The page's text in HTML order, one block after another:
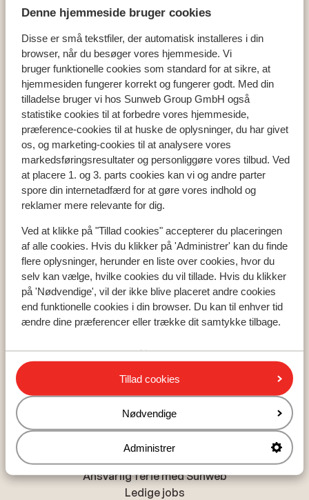
Denne hjemmeside bruger cookies
Disse er små tekstfiler, der automatisk installeres i din
browser, når du besøger vores hjemmeside. Vi
bruger funktionelle cookies som standard for at sikre, at
hjemmesiden fungerer korrekt og fungerer godt. Med din
tilladelse bruger vi hos Sunweb Group GmbH også
statistike cookies til at forbedre vores hjemmeside,
præference-cookies til at huske de oplysninger, du har givet
os, og marketing-cookies til at analysere vores
markedsføringsresultater og personliggøre vores tilbud. Ved
at placere 1. og 3. parts cookies kan vi og andre parter
spore din internetadfærd for at gøre vores indhold og
reklamer mere relevante for dig.
Ved at klikke på "Tillad cookies" accepterer du placeringen
af alle cookies. Hvis du klikker på 'Administrer' kan du finde
flere oplysninger, herunder en liste over cookies, hvor du
selv kan vælge, hvilke cookies du vil tillade. Hvis du klikker
på 'Nødvendige', vil der ikke blive placeret andre cookies
end funktionelle cookies i din browser. Du kan til enhver tid
ændre dine præferencer eller trække dit samtykke tilbage.
Tillad cookies
Nødvendige
Administrer
Lejligheder Villa Chryssanthy Sea
Populære lande
Tyrkiet
Grækenland
Egypten
Cypern
Populære regioner
Tyrkiets sydkyst
Kreta
Mallorca
Madeira
Alanya
Hurghada
Om Sunweb
Ansvarlig ferie med Sunweb
Ledige jobs